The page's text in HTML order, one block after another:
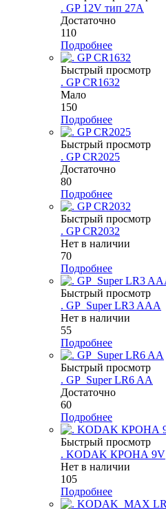
. GP 12V тип 27A
Достаточно
110
Подробнее
Быстрый просмотр
. GP CR1632
Мало
150
Подробнее
Быстрый просмотр
. GP CR2025
Достаточно
80
Подробнее
Быстрый просмотр
. GP CR2032
Нет в наличии
70
Подробнее
Быстрый просмотр
. GP_Super LR3 AAA
Нет в наличии
55
Подробнее
Быстрый просмотр
. GP_Super LR6 AA
Достаточно
60
Подробнее
Быстрый просмотр
. KODAK КРОНА 9V
Нет в наличии
105
Подробнее